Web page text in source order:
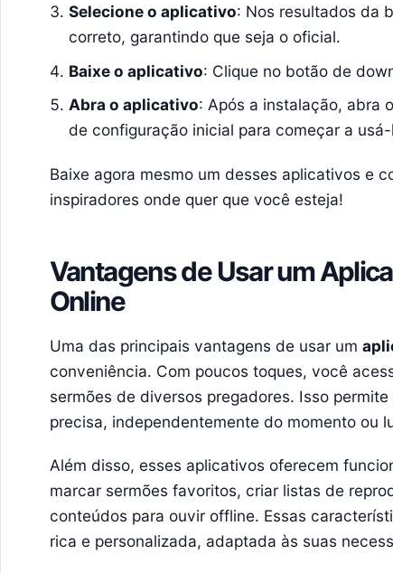
Selecione o aplicativo: Nos resultados da
correto, garantindo que seja o oficial.
Baixe o aplicativo: Clique no botão de
Abra o aplicativo: Após a instalação, abra
de configuração inicial para começar a
Baixe agora mesmo um desses aplicativos e
inspiradores onde quer que você esteja!
Vantagens de Usar um
Online
Uma das principais vantagens de usar um
conveniência. Com poucos toques, você
sermões de diversos pregadores. Isso
precisa, independentemente do momento ou
Além disso, esses aplicativos oferecem
marcar sermões favoritos, criar listas de
conteúdos para ouvir offline. Essas
rica e personalizada, adaptada às suas